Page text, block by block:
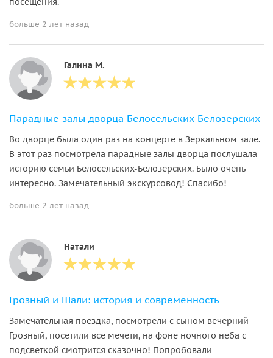
больше 2 лет назад
Галина М.
Парадные залы дворца Белосельских-Белозерских
Во дворце была один раз на концерте в Зеркальном зале.
В этот раз посмотрела парадные залы дворца послушала
историю семьи Белосельских-Белозерских. Было очень
интересно. Замечательный экскурсовод! Спасибо!
больше 2 лет назад
Натали
Грозный и Шали: история и современность
Замечательная поездка, посмотрели с сыном вечерний
Грозный, посетили все мечети, на фоне ночного неба с
подсветкой смотрится сказочно! Попробовали